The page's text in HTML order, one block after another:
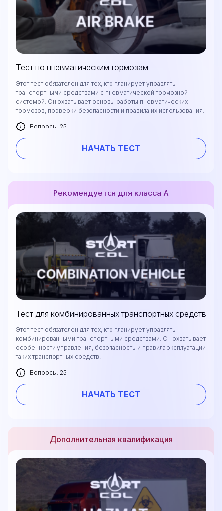
Тест по пневматическим тормозам
Этот тест обязателен для тех, кто планирует управлять
транспортными средствами с пневматической тормозной
системой. Он охватывает основы работы пневматических
тормозов, проверки безопасности и правила их использования.
Вопросы: 25
НАЧАТЬ ТЕСТ
Рекомендуется для класса А
Тест для комбинированных транспортных средств
Этот тест обязателен для тех, кто планирует управлять
комбинированными транспортными средствами. Он охватывает
особенности управления, безопасность и правила эксплуатации
таких транспортных средств.
Вопросы: 25
НАЧАТЬ ТЕСТ
Дополнительная квалификация